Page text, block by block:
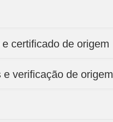
certificado de origem
verificação de origem